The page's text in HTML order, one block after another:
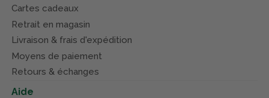
Cartes cadeaux
Retrait en magasin
Livraison & frais d'expédition
Moyens de paiement
Retours & échanges
Aide